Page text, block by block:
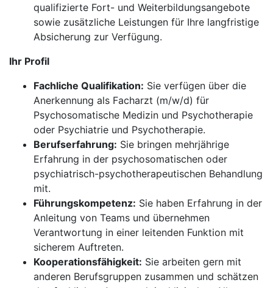
qualifizierte Fort- und Weiterbildungsangebote
sowie zusätzliche Leistungen für Ihre langfristige
Absicherung zur Verfügung.
Ihr Profil
Fachliche Qualifikation: Sie verfügen über die
Anerkennung als Facharzt (m/w/d) für
Psychosomatische Medizin und Psychotherapie
oder Psychiatrie und Psychotherapie.
Berufserfahrung: Sie bringen mehrjährige
Erfahrung in der psychosomatischen oder
psychiatrisch-psychotherapeutischen Behandlung
mit.
Führungskompetenz: Sie haben Erfahrung in der
Anleitung von Teams und übernehmen
Verantwortung in einer leitenden Funktion mit
sicherem Auftreten.
Kooperationsfähigkeit: Sie arbeiten gern mit
anderen Berufsgruppen zusammen und schätzen